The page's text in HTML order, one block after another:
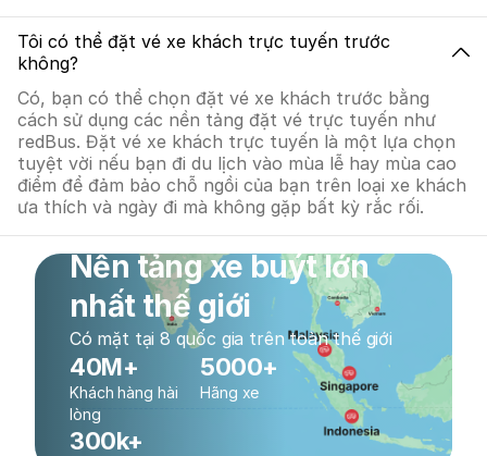
Tôi có thể đặt vé xe khách trực tuyến trước
không?
Có, bạn có thể chọn đặt vé xe khách trước bằng
cách sử dụng các nền tảng đặt vé trực tuyến như
redBus. Đặt vé xe khách trực tuyến là một lựa chọn
tuyệt vời nếu bạn đi du lịch vào mùa lễ hay mùa cao
điểm để đảm bảo chỗ ngồi của bạn trên loại xe khách
ưa thích và ngày đi mà không gặp bất kỳ rắc rối.
Nền tảng xe buýt lớn
nhất thế giới
Có mặt tại 8 quốc gia trên toàn thế giới
40M+
Khách hàng hài
lòng
5000+
Hãng xe
300k+